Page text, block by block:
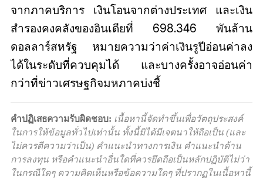
จากภาคบริการ เงินโอนจากต่างประเทศ และเงิน
สำรองคงคลังของอินเดียที่ 698.346 พันล้าน
ดอลลาร์สหรัฐ หมายความว่าค่าเงินรูปีอ่อนค่าลง
ได้ในระดับที่ควบคุมได้ และบางครั้งอาจอ่อนค่า
กว่าที่ข่าวเศรษฐกิจมหภาคบ่งชี้
คำปฏิเสธความรับผิดชอบ: เนื้อหานี้จัดทำขึ้นเพื่อวัตถุประสงค์
ในการให้ข้อมูลทั่วไปเท่านั้น ทั้งนี้มิได้มีเจตนาให้ถือเป็น (และ
ไม่ควรตีความว่าเป็น) คำแนะนำทางการเงิน คำแนะนำด้าน
การลงทุน หรือคำแนะนำอื่นใดที่ควรยึดถือเป็นหลักปฏิบัติไม่ว่า
ในกรณีใดๆ ความคิดเห็นหรือข้อความใดๆ ที่ปรากฏในเนื้อหานี้